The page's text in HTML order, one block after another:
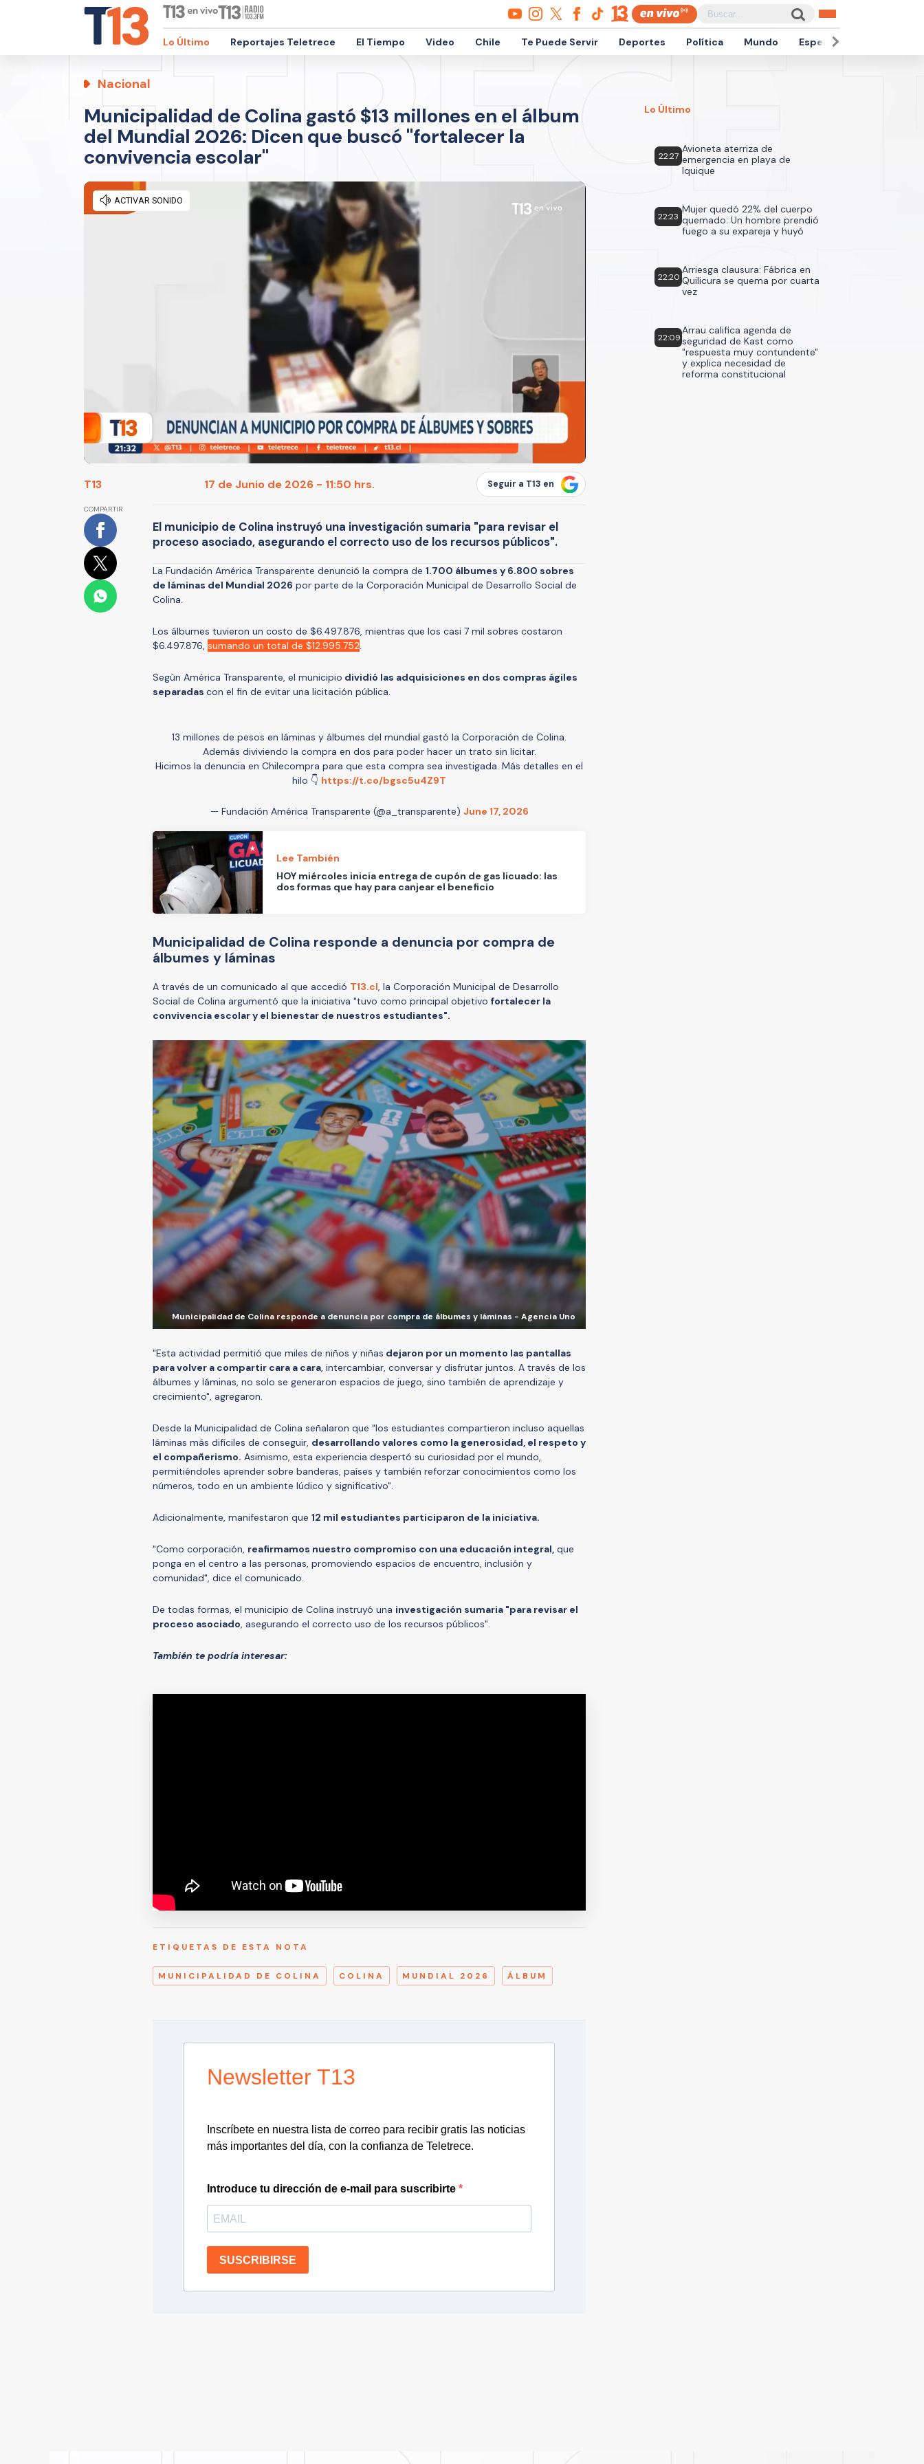
Lo Último Reportajes Teletrece El Tiempo Video Chile Te Puede Servir Deportes Política Mundo Espectáculos
Nacional
Municipalidad de Colina gastó $13 millones en el álbum
del Mundial 2026: Dicen que buscó "fortalecer la
convivencia escolar"
T13 17 de Junio de 2026 - 11:50 hrs. Seguir a T13 en
COMPARTIR
El municipio de Colina instruyó una investigación sumaria "para revisar el
proceso asociado, asegurando el correcto uso de los recursos públicos".
La Fundación América Transparente denunció la compra de 1.700 álbumes y 6.800 sobres
de láminas del Mundial 2026 por parte de la Corporación Municipal de Desarrollo Social de
Colina.
Los álbumes tuvieron un costo de $6.497.876, mientras que los casi 7 mil sobres costaron
$6.497.876, sumando un total de $12.995.752.
Según América Transparente, el municipio dividió las adquisiciones en dos compras ágiles
separadas con el fin de evitar una licitación pública.
13 millones de pesos en láminas y álbumes del mundial gastó la Corporación de Colina.
Además diviviendo la compra en dos para poder hacer un trato sin licitar.
Hicimos la denuncia en Chilecompra para que esta compra sea investigada. Más detalles en el
hilo 👇 https://t.co/bgsc5u4Z9T
— Fundación América Transparente (@a_transparente) June 17, 2026
Lee También
HOY miércoles inicia entrega de cupón de gas licuado: las
dos formas que hay para canjear el beneficio
Municipalidad de Colina responde a denuncia por compra de
álbumes y láminas
A través de un comunicado al que accedió T13.cl, la Corporación Municipal de Desarrollo
Social de Colina argumentó que la iniciativa "tuvo como principal objetivo fortalecer la
convivencia escolar y el bienestar de nuestros estudiantes".
Municipalidad de Colina responde a denuncia por compra de álbumes y láminas - Agencia Uno
"Esta actividad permitió que miles de niños y niñas dejaron por un momento las pantallas
para volver a compartir cara a cara, intercambiar, conversar y disfrutar juntos. A través de los
álbumes y láminas, no solo se generaron espacios de juego, sino también de aprendizaje y
crecimiento", agregaron.
Desde la Municipalidad de Colina señalaron que "los estudiantes compartieron incluso aquellas
láminas más difíciles de conseguir, desarrollando valores como la generosidad, el respeto y
el compañerismo. Asimismo, esta experiencia despertó su curiosidad por el mundo,
permitiéndoles aprender sobre banderas, países y también reforzar conocimientos como los
números, todo en un ambiente lúdico y significativo".
Adicionalmente, manifestaron que 12 mil estudiantes participaron de la iniciativa.
"Como corporación, reafirmamos nuestro compromiso con una educación integral, que
ponga en el centro a las personas, promoviendo espacios de encuentro, inclusión y
comunidad", dice el comunicado.
De todas formas, el municipio de Colina instruyó una investigación sumaria "para revisar el
proceso asociado, asegurando el correcto uso de los recursos públicos".
También te podría interesar:
ETIQUETAS DE ESTA NOTA
MUNICIPALIDAD DE COLINA COLINA MUNDIAL 2026 ÁLBUM
Newsletter T13
Inscríbete en nuestra lista de correo para recibir gratis las noticias
más importantes del día, con la confianza de Teletrece.
Introduce tu dirección de e-mail para suscribirte
SUSCRIBIRSE
Lo Último
22:27
Avioneta aterriza de
emergencia en playa de
Iquique
22:23
Mujer quedó 22% del cuerpo
quemado: Un hombre prendió
fuego a su expareja y huyó
22:20
Arriesga clausura: Fábrica en
Quilicura se quema por cuarta
vez
22:09
Arrau califica agenda de
seguridad de Kast como
"respuesta muy contundente"
y explica necesidad de
reforma constitucional